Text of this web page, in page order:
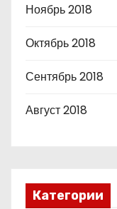
Ноябрь 2018
Октябрь 2018
Сентябрь 2018
Август 2018
Категории